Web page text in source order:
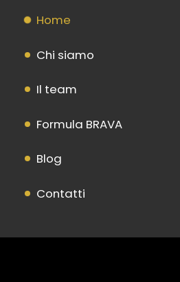
Home
Chi siamo
Il team
Formula BRAVA
Blog
Contatti